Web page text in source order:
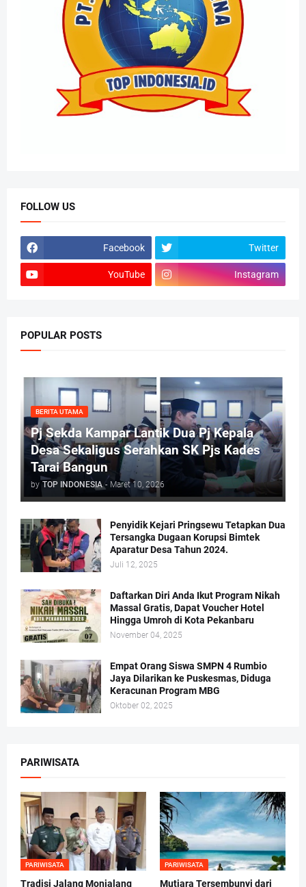
FOLLOW US
Facebook Twitter
YouTube Instagram
POPULAR POSTS
BERITA UTAMA
Pj Sekda Kampar Lantik Dua Pj Kepala
Desa Sekaligus Serahkan SK Pjs Kades
Tarai Bangun
by TOP INDONESIA - Maret 10, 2026
Penyidik Kejari Pringsewu Tetapkan Dua
Tersangka Dugaan Korupsi Bimtek
Aparatur Desa Tahun 2024.
Juli 12, 2025
Daftarkan Diri Anda Ikut Program Nikah
Massal Gratis, Dapat Voucher Hotel
Hingga Umroh di Kota Pekanbaru
November 04, 2025
Empat Orang Siswa SMPN 4 Rumbio
Jaya Dilarikan ke Puskesmas, Diduga
Keracunan Program MBG
Oktober 02, 2025
PARIWISATA
PARIWISATA
Tradisi Jalang Monjalang
PARIWISATA
Mutiara Tersembunyi dari